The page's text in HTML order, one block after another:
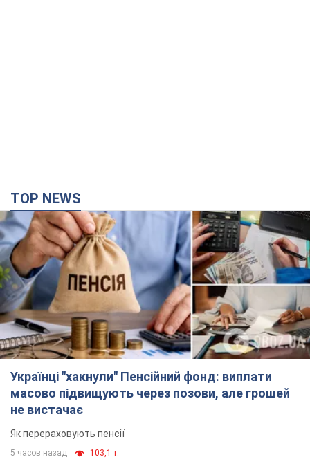
Українці "хакнули" Пенсійний фонд: виплати
масово підвищують через позови, але грошей
не вистачає
Як перераховують пенсії
5 часов назад 103,1 т.
ВАКС обрав запобіжний захід експосолці
України у США Стефанішиній: що відомо про
справу
Суд не повністю задовольнив клопотання прокуратури
час назад 4,0 т.